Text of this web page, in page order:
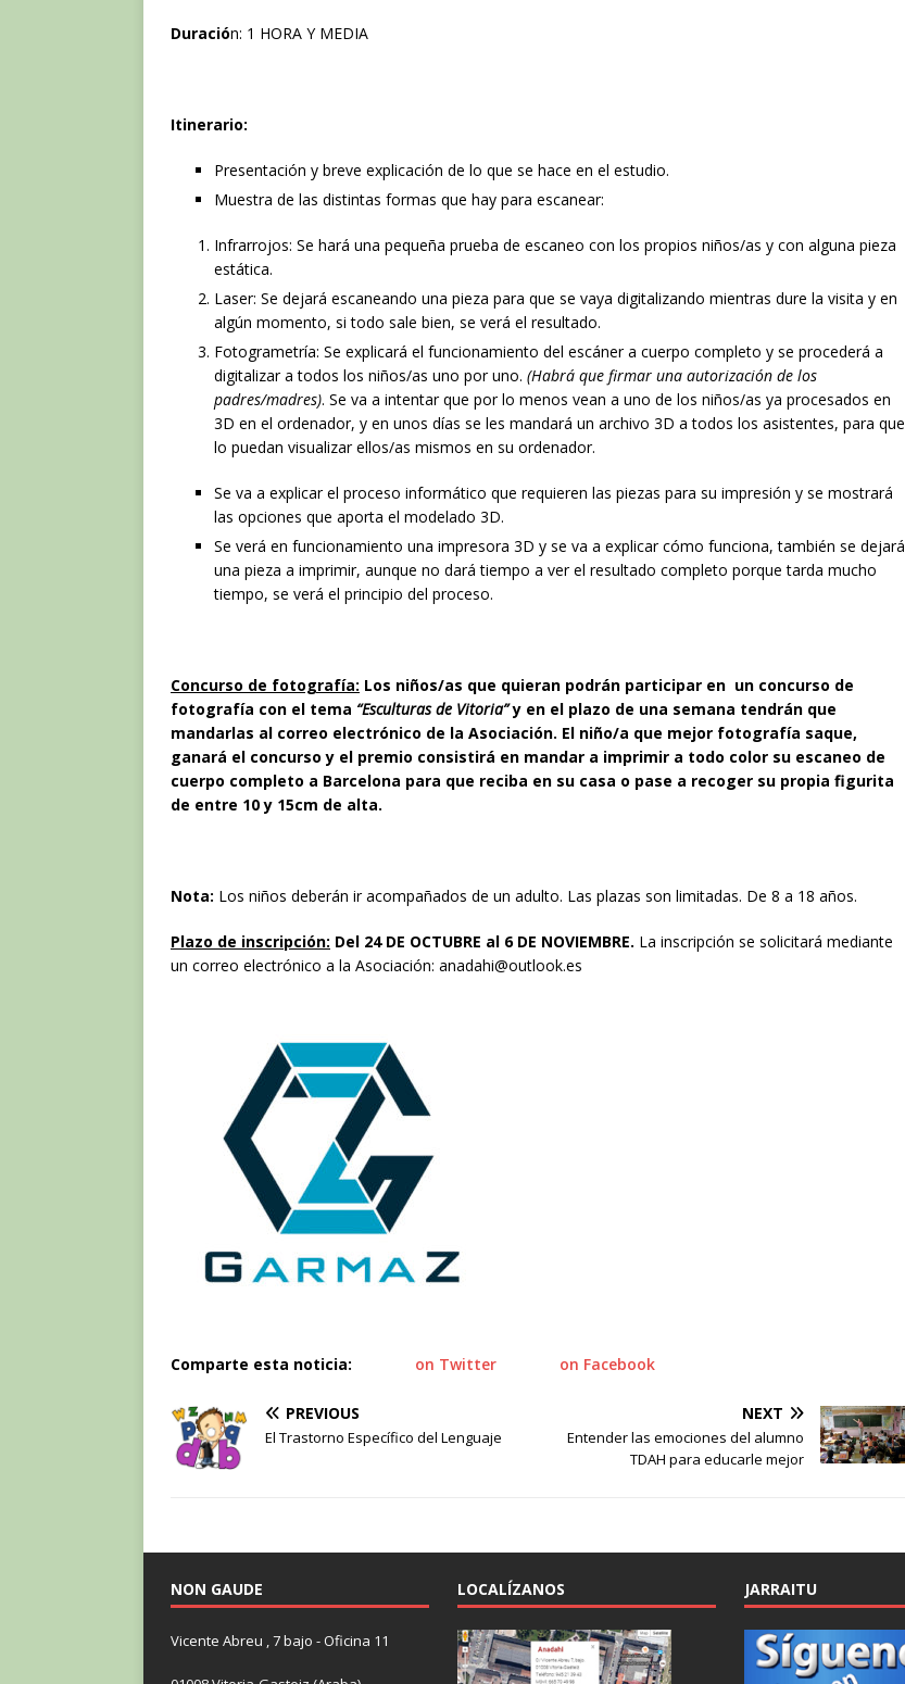
Duración: 1 HORA Y MEDIA
Itinerario:
Presentación y breve explicación de lo que se hace en el estudio.
Muestra de las distintas formas que hay para escanear:
Infrarrojos: Se hará una pequeña prueba de escaneo con los propios niños/as y con alguna pieza
estática.
Laser: Se dejará escaneando una pieza para que se vaya digitalizando mientras dure la visita y en
algún momento, si todo sale bien, se verá el resultado.
Fotogrametría: Se explicará el funcionamiento del escáner a cuerpo completo y se procederá a
digitalizar a todos los niños/as uno por uno. (Habrá que firmar una autorización de los
padres/madres). Se va a intentar que por lo menos vean a uno de los niños/as ya procesados en
3D en el ordenador, y en unos días se les mandará un archivo 3D a todos los asistentes, para que
lo puedan visualizar ellos/as mismos en su ordenador.
Se va a explicar el proceso informático que requieren las piezas para su impresión y se mostrará
las opciones que aporta el modelado 3D.
Se verá en funcionamiento una impresora 3D y se va a explicar cómo funciona, también se dejará
una pieza a imprimir, aunque no dará tiempo a ver el resultado completo porque tarda mucho
tiempo, se verá el principio del proceso.
Concurso de fotografía: Los niños/as que quieran podrán participar en un concurso de
fotografía con el tema “Esculturas de Vitoria”y en el plazo de una semana tendrán que
mandarlas al correo electrónico de la Asociación. El niño/a que mejor fotografía saque,
ganará el concurso y el premio consistirá en mandar a imprimir a todo color su escaneo de
cuerpo completo a Barcelona para que reciba en su casa o pase a recoger su propia figurita
de entre 10 y 15cm de alta.
Nota: Los niños deberán ir acompañados de un adulto. Las plazas son limitadas. De 8 a 18 años.
Plazo de inscripción: Del 24 DE OCTUBRE al 6 DE NOVIEMBRE. La inscripción se solicitará mediante
un correo electrónico a la Asociación: anadahi@outlook.es
Comparte esta noticia: on Twitter on Facebook
PREVIOUS
El Trastorno Específico del Lenguaje
NEXT
Entender las emociones del alumno
TDAH para educarle mejor
NON GAUDE
Vicente Abreu , 7 bajo - Oficina 11
LOCALÍZANOS JARRAITU